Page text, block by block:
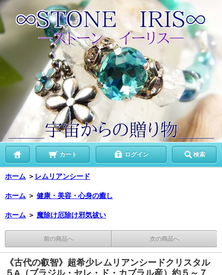
カート ログイン 検索
ホーム ＞ レムリアンシード
ホーム ＞ 健康・美容・心身の癒し
ホーム ＞ 魔除け厄除け邪気祓い
前の商品へ 次の商品へ
《古代の叡智》超希少レムリアンシードクリスタル
５A（ブラジル・セレ・ド・カブラル産）約５～７